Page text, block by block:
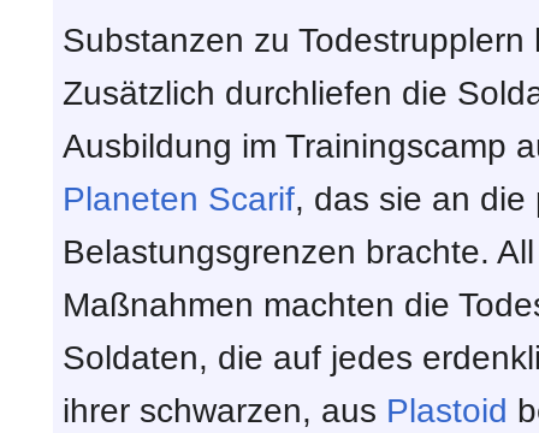
Substanzen zu Todestrupplern
Zusätzlich durchliefen die
Ausbildung im Trainingscamp
Planeten Scarif, das sie an die
Belastungsgrenzen brachte.
Maßnahmen machten die
Soldaten, die auf jedes
ihrer schwarzen, aus Plastoid